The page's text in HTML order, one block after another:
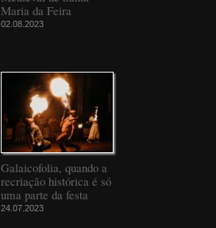
Maria da Feira
02.08.2023
Galaicofolia, quando a
recriação histórica é só
uma parte da festa
24.07.2023